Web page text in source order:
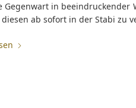
Gegenwart in beeindruckender
ab sofort in der Stabi zu